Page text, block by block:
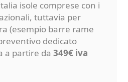
isole comprese con i
tuttavia per
(esempio barre rame
dedicato
a partire da 349€ iva